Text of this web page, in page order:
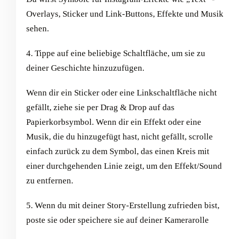
Overlays, Sticker und Link-Buttons, Effekte und Musik
sehen.
4. Tippe auf eine beliebige Schaltfläche, um sie zu
deiner Geschichte hinzuzufügen.
Wenn dir ein Sticker oder eine Linkschaltfläche nicht
gefällt, ziehe sie per Drag & Drop auf das
Papierkorbsymbol. Wenn dir ein Effekt oder eine
Musik, die du hinzugefügt hast, nicht gefällt, scrolle
einfach zurück zu dem Symbol, das einen Kreis mit
einer durchgehenden Linie zeigt, um den Effekt/Sound
zu entfernen.
5. Wenn du mit deiner Story-Erstellung zufrieden bist,
poste sie oder speichere sie auf deiner Kamerarolle